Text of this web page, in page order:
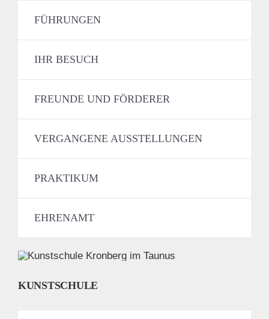
FÜHRUNGEN
IHR BESUCH
FREUNDE UND FÖRDERER
VERGANGENE AUSSTELLUNGEN
PRAKTIKUM
EHRENAMT
KUNSTSCHULE